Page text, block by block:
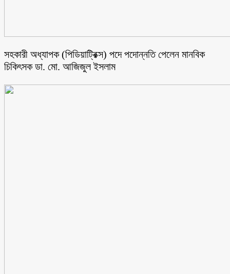
সহকারী অধ্যাপক (পিডিয়াট্রিক্স) পদে পদোন্নতি পেলেন মানবিক
চিকিৎসক ডা. মো. আজিজুল ইসলাম